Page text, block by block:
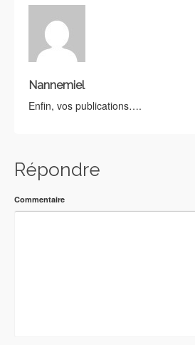
Nannemiel
Enfin, vos publications….
Répondre
Commentaire